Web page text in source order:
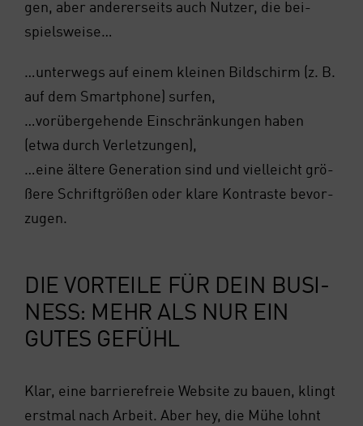
gen, aber ande­rer­seits auch Nut­zer, die bei­
spiels­wei­se…
…unter­wegs auf einem klei­nen Bild­schirm (z. B.
auf dem Smart­phone) sur­fen,
…vor­über­ge­hen­de Ein­schrän­kun­gen haben
(etwa durch Ver­let­zun­gen),
…eine älte­re Gene­ra­ti­on sind und viel­leicht grö­
ße­re Schrift­grö­ßen oder kla­re Kon­tras­te bevor­
zu­gen.
DIE VOR­TEI­LE FÜR DEIN BUSI­
NESS: MEHR ALS NUR EIN
GUTES GEFÜHL
Klar, eine bar­rie­re­freie Web­site zu bau­en, klingt
erst­mal nach Arbeit. Aber hey, die Mühe lohnt